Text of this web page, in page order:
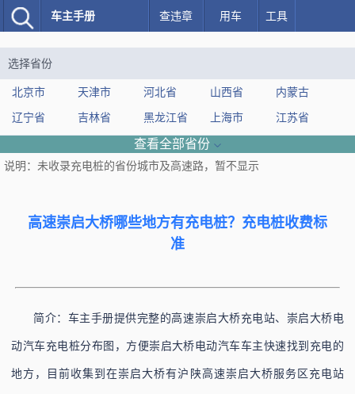
车主手册 查违章 用车 工具
选择省份
北京市 天津市 河北省 山西省
内蒙古
辽宁省
吉林省 黑龙江省 上海市
江苏省
福建省 江西省
河南省
湖北省 湖南省 广东省
西藏
陕西省 甘肃省 青海省
新疆
查看全部省份
说明：未收录充电桩的省份城市及高速路，暂不显示
高速崇启大桥哪些地方有充电桩？充电桩收费标
准
简介：车主手册提供完整的高速崇启大桥充电站、崇启大桥电
动汽车充电桩分布图，方便崇启大桥电动汽车车主快速找到充电的
地方，目前收集到在崇启大桥有沪陕高速崇启大桥服务区充电站